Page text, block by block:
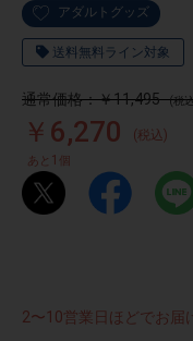
アダルトグッズ
送料無料ライン対象
通常価格：￥11,495 (税
￥6,270 (税込)
あと 1 個
2〜10営業日ほどでお届